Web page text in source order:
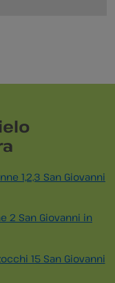
1,2,3 San Giovanni
2 San Giovanni in
15 San Giovanni